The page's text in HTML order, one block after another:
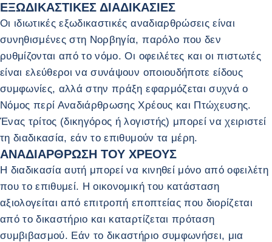
ΕΞΩΔΙΚΑΣΤΙΚΕΣ ΔΙΑΔΙΚΑΣΙΕΣ
Οι ιδιωτικές εξωδικαστικές αναδιαρθρώσεις είναι
συνηθισμένες στη Νορβηγία, παρόλο που δεν
ρυθμίζονται από το νόμο. Οι οφειλέτες και οι πιστωτές
είναι ελεύθεροι να συνάψουν οποιουδήποτε είδους
συμφωνίες, αλλά στην πράξη εφαρμόζεται συχνά ο
Νόμος περί Αναδιάρθρωσης Χρέους και Πτώχευσης.
Ένας τρίτος (δικηγόρος ή λογιστής) μπορεί να χειριστεί
τη διαδικασία, εάν το επιθυμούν τα μέρη.
ΑΝΑΔΙΑΡΘΡΩΣΗ ΤΟΥ ΧΡΕΟΥΣ
Η διαδικασία αυτή μπορεί να κινηθεί μόνο από οφειλέτη
που το επιθυμεί. Η οικονομική του κατάσταση
αξιολογείται από επιτροπή εποπτείας που διορίζεται
από το δικαστήριο και καταρτίζεται πρόταση
συμβιβασμού. Εάν το δικαστήριο συμφωνήσει, μια